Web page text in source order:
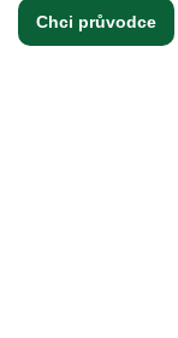
Chci průvodce